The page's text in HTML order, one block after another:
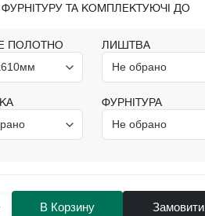
ФУРНІТУРУ ТА КОМПЛЕКТУЮЧІ ДО
ПОЛОТНО
ЛИШТВА
ФУРНІТУРА
В Корзину Замовити